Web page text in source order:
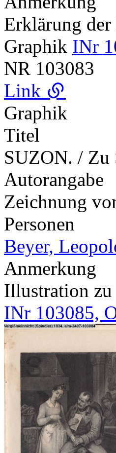
Erklärung
Graphik INr
NR 103083
Link
Graphik
Titel
SUZON. /
Autorangabe
Zeichnung
Personen
Beyer,
Anmerkung
Illustration zu
INr 103085,